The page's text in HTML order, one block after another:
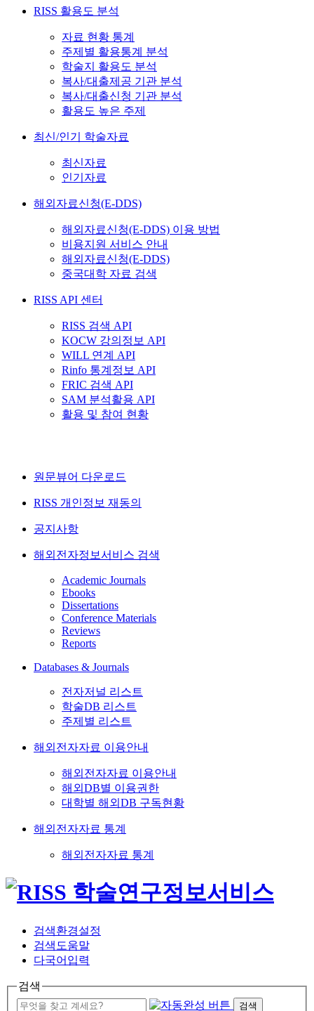
RISS 활용도 분석
자료 현황 통계
주제별 활용통계 분석
학술지 활용도 분석
복사/대출제공 기관 분석
복사/대출신청 기관 분석
활용도 높은 주제
최신/인기 학술자료
최신자료
인기자료
해외자료신청(E-DDS)
해외자료신청(E-DDS) 이용 방법
비용지원 서비스 안내
해외자료신청(E-DDS)
중국대학 자료 검색
RISS API 센터
RISS 검색 API
KOCW 강의정보 API
WILL 연계 API
Rinfo 통계정보 API
FRIC 검색 API
SAM 분석활용 API
활용 및 참여 현황
원문뷰어 다운로드
RISS 개인정보 재동의
공지사항
해외전자정보서비스 검색
Academic Journals
Ebooks
Dissertations
Conference Materials
Reviews
Reports
Databases & Journals
전자저널 리스트
학술DB 리스트
주제별 리스트
해외전자자료 이용안내
해외전자자료 이용안내
해외DB별 이용권한
대학별 해외DB 구독현황
해외전자자료 통계
해외전자자료 통계
검색환경설정
검색도움말
다국어입력
검색
검색